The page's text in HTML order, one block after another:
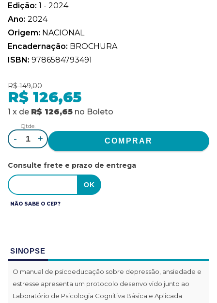
Edição: 1 - 2024
Ano: 2024
Origem: NACIONAL
Encadernação: BROCHURA
ISBN: 9786584793491
R$ 149,00
R$ 126,65
1 x de R$ 126,65 no Boleto
Qtde.
- +
Consulte frete e prazo de entrega
NÃO SABE O CEP?
SINOPSE
O manual de psicoeducação sobre depressão, ansiedade e
estresse apresenta um protocolo desenvolvido junto ao
Laboratório de Psicologia Cognitiva Básica e Aplicada